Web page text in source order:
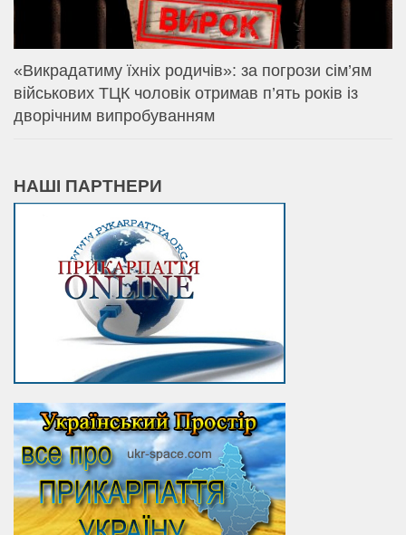
«Викрадатиму їхніх родичів»: за погрози сім’ям
військових ТЦК чоловік отримав п’ять років із
дворічним випробуванням
НАШІ ПАРТНЕРИ